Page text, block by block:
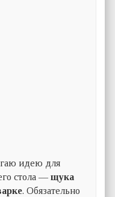
идею для
стола — щука
. Обязательно